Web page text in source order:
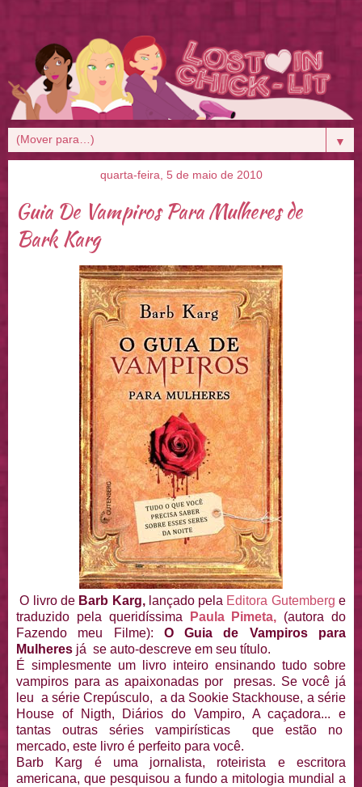
▼
quarta-feira, 5 de maio de 2010
Guia De Vampiros Para Mulheres de
Bark Karg
O livro de Barb Karg,lançado pela Editora Gutemberg e
traduzido pela queridíssima
Paula Pimeta, (autora do
Fazendo meu Filme): O Guia de Vampiros para
Mulheres já se auto-descreve em seu título.
É simplesmente um livro inteiro ensinando tudo sobre
vampiros para as apaixonadas por presas. Se você já
leu a série Crepúsculo, a da Sookie Stackhouse, a série
House of Nigth, Diários do Vampiro, A caçadora... e
tantas outras séries vampirísticas que estão no
mercado, este livro é perfeito para você.
Barb Karg é uma jornalista, roteirista e escritora
americana, que pesquisou a fundo a mitologia mundial a